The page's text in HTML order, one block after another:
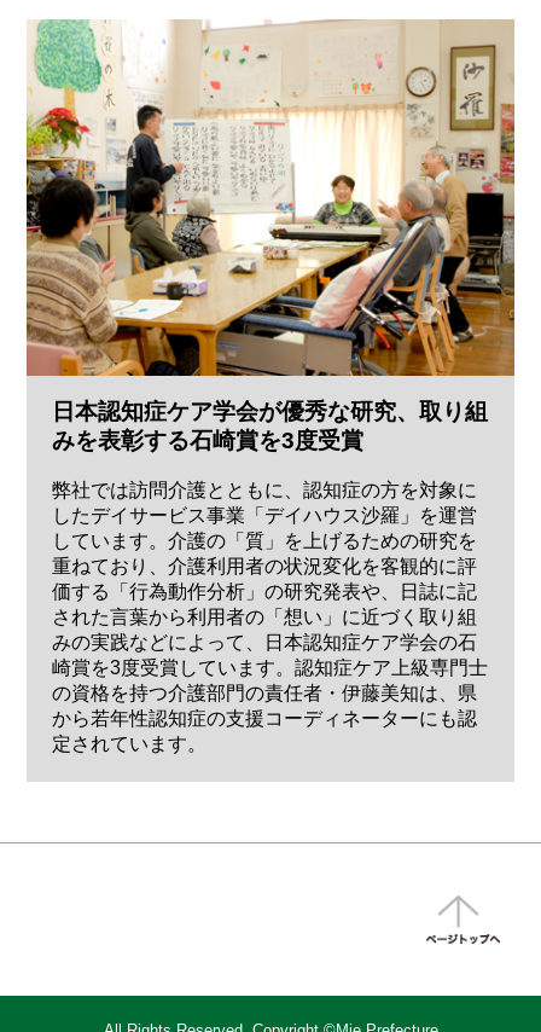
日本認知症ケア学会が優秀な研究、取り組
みを表彰する石崎賞を3度受賞
弊社では訪問介護とともに、認知症の方を対象に
したデイサービス事業「デイハウス沙羅」を運営
しています。介護の「質」を上げるための研究を
重ねており、介護利用者の状況変化を客観的に評
価する「行為動作分析」の研究発表や、日誌に記
された言葉から利用者の「想い」に近づく取り組
みの実践などによって、日本認知症ケア学会の石
崎賞を3度受賞しています。認知症ケア上級専門士
の資格を持つ介護部門の責任者・伊藤美知は、県
から若年性認知症の支援コーディネーターにも認
定されています。